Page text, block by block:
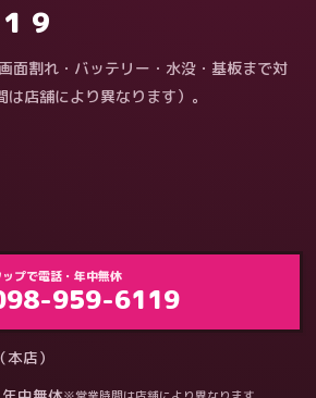
９
面割れ・バッテリー・水没・基板まで対
店舗により異なります）。
ップで電話・年中無休
959-6119
店）